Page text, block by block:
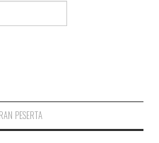
PESERTA